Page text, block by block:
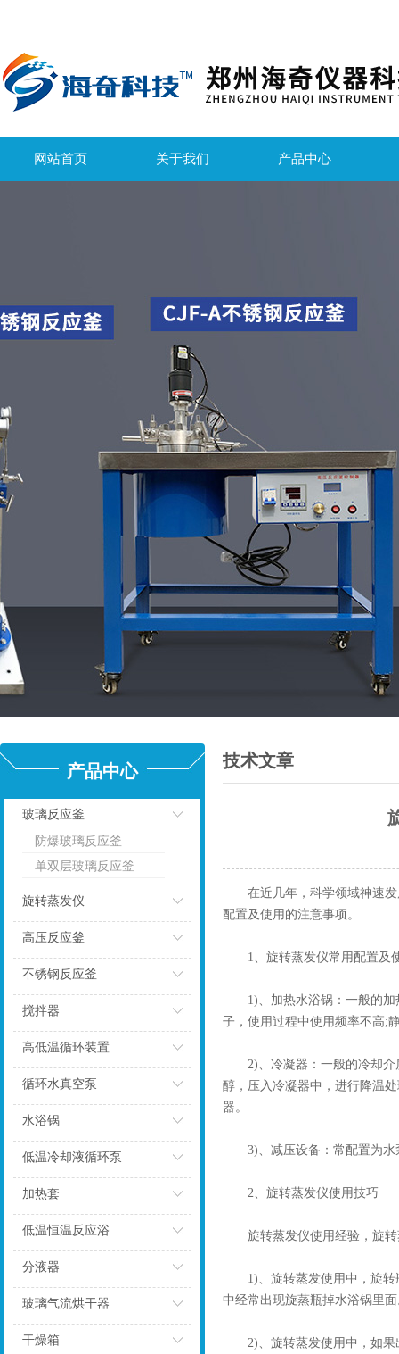
网站首页 关于我们 产品中心
产品中心
玻璃反应釜
点击
防爆玻璃反应釜
单双层玻璃反应釜
旋转蒸发仪
高压反应釜
不锈钢反应釜
搅拌器
高低温循环装置
循环水真空泵
水浴锅
点击
低温冷却液循环泵
加热套
低温恒温反应浴
分液器
玻璃气流烘干器
干燥箱
技术文章
在近几年，科学领域神速发
配置及使用的注意事项。
1、旋转蒸发仪常用配置及
1)、加热水浴锅：一般的加
子，使用过程中使用频率不高;
2)、冷凝器：一般的冷却介
醇，压入冷凝器中，进行降温
器。
3)、减压设备：常配置为水
2、旋转蒸发仪使用技巧
旋转蒸发仪使用经验，旋转
1)、旋转蒸发使用中，旋转
中经常出现旋蒸瓶掉水浴锅里
2)、旋转蒸发使用中，如果